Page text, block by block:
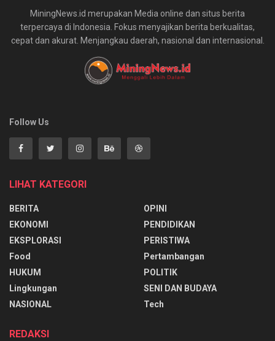
MiningNews.id merupakan Media online dan situs berita
terpercaya di Indonesia. Fokus menyajikan berita berkualitas,
cepat dan akurat. Menjangkau daerah, nasional dan internasional.
Follow Us
LIHAT KATEGORI
BERITA
EKONOMI
EKSPLORASI
Food
HUKUM
Lingkungan
NASIONAL
OPINI
PENDIDIKAN
PERISTIWA
Pertambangan
POLITIK
SENI DAN BUDAYA
Tech
REDAKSI